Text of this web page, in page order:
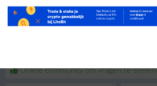
Webwallet Crypto reviews CEX.IO
Online community om vragen te stellen